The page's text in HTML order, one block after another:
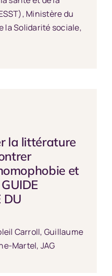
Ministère du
la Solidarité sociale,
la littérature
et
DU
Carroll, Guillaume
Martel, JAG